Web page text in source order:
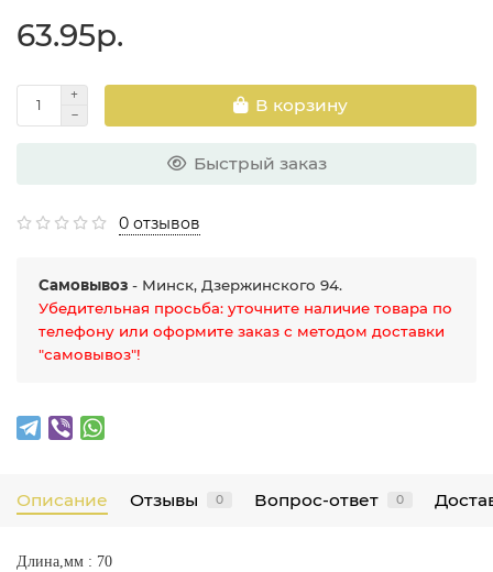
63.95р.
В корзину
Быстрый заказ
0 отзывов
Самовывоз - Минск, Дзержинского 94.
Убедительная просьба: уточните наличие товара по
телефону или оформите заказ с методом доставки
"самовывоз"!
Описание Отзывы 0 Вопрос-ответ 0
Длина,мм : 70